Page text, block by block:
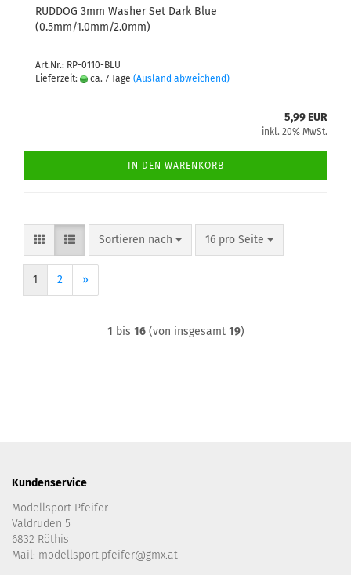
RUDDOG 3mm Washer Set Dark Blue
(0.5mm/1.0mm/2.0mm)
Art.Nr.: RP-0110-BLU
Lieferzeit:
ca. 7 Tage (Ausland abweichend)
5,99 EUR
inkl. 20% MwSt.
IN DEN WARENKORB
Sortieren nach
Sortieren nach 16 pro Seite
pro Seite
1 2 »
1 bis 16(von insgesamt 19)
Kundenservice
Modellsport Pfeifer
Valdruden 5
6832 Röthis
Mail: modellsport.pfeifer@gmx.at